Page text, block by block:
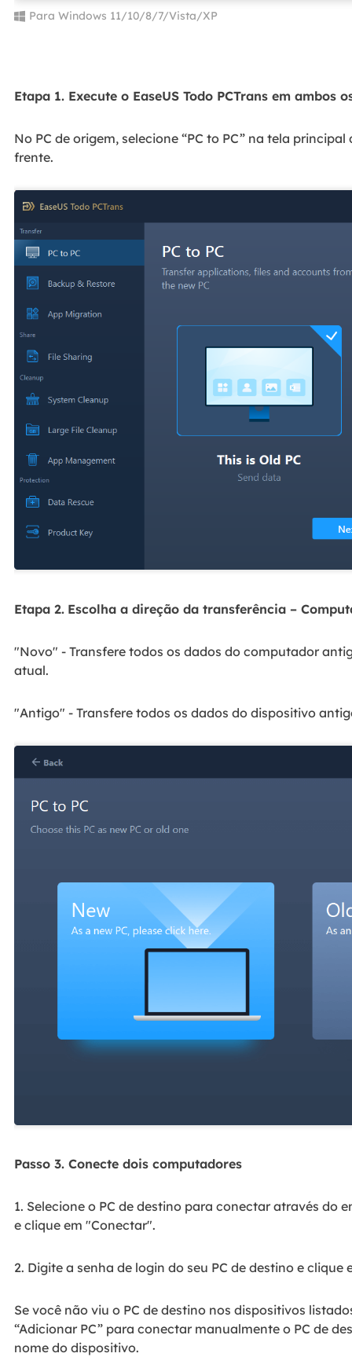
Para Windows 11/10/8/7/Vista/XP
Etapa 1. Execute o EaseUS Todo PCTrans em ambos
No PC de origem, selecione “PC to PC” na tela principal
frente.
Etapa 2. Escolha a direção da transferência –
"Novo" - Transfere todos os dados do computador
atual.
"Antigo" - Transfere todos os dados do dispositivo
Passo 3. Conecte dois computadores
1. Selecione o PC de destino para conectar através do
e clique em "Conectar".
2. Digite a senha de login do seu PC de destino e clique
Se você não viu o PC de destino nos dispositivos
“Adicionar PC” para conectar manualmente o PC de
nome do dispositivo.